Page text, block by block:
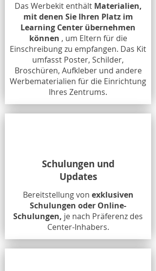
Das Werbekit enthält Materialien,
mit denen Sie Ihren Platz im
Learning Center übernehmen
können , um Eltern für die
Einschreibung zu empfangen. Das Kit
umfasst Poster, Schilder,
Broschüren, Aufkleber und andere
Werbematerialien für die Einrichtung
Ihres Zentrums.
Schulungen und
Updates
Bereitstellung von exklusiven
Schulungen oder Online-
Schulungen, je nach Präferenz des
Center-Inhabers.